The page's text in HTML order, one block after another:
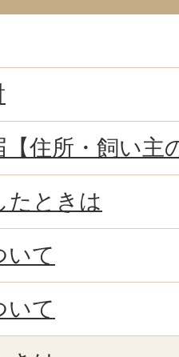
住所・飼い主
たときは
いて
いて